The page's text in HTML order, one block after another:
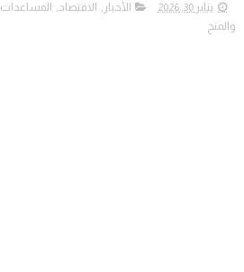
يناير 30, 2026 الأخبار , الاقتصاد, المساعدات
والمنح